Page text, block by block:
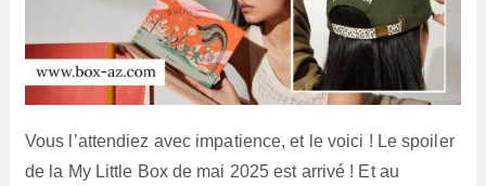
Vous l’attendiez avec impatience, et le voici ! Le spoiler
de la My Little Box de mai 2025 est arrivé ! Et au